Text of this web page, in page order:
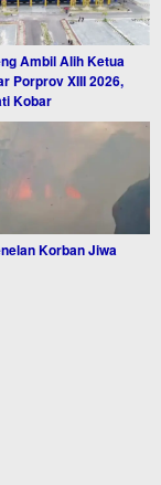
Ambil Alih Ketua
Porprov XIII 2026,
Kobar
Korban Jiwa